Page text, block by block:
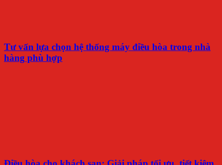
Tư vấn lựa chọn hệ thống máy điều hòa trong nhà
hàng phù hợp